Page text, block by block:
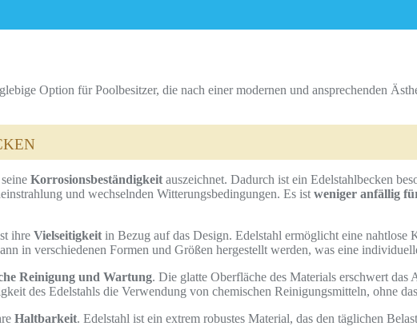
Option für Poolbesitzer, die nach einer modernen und ansprechenden
Korrosionsbeständigkeit auszeichnet. Dadurch ist ein Edelstahlbecken
und wechselnden Witterungsbedingungen. Es ist weniger anfällig
ihre Vielseitigkeit in Bezug auf das Design. Edelstahl ermöglicht eine nahtlose
in verschiedenen Formen und Größen hergestellt werden, was eine
Reinigung und Wartung. Die glatte Oberfläche des Materials erschwert
des Edelstahls die Verwendung von chemischen Reinigungsmitteln, ohne
Haltbarkeit. Edelstahl ist ein extrem robustes Material, das den täglichen